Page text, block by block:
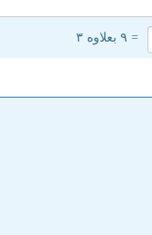
= ۹ بعلاوه ۳